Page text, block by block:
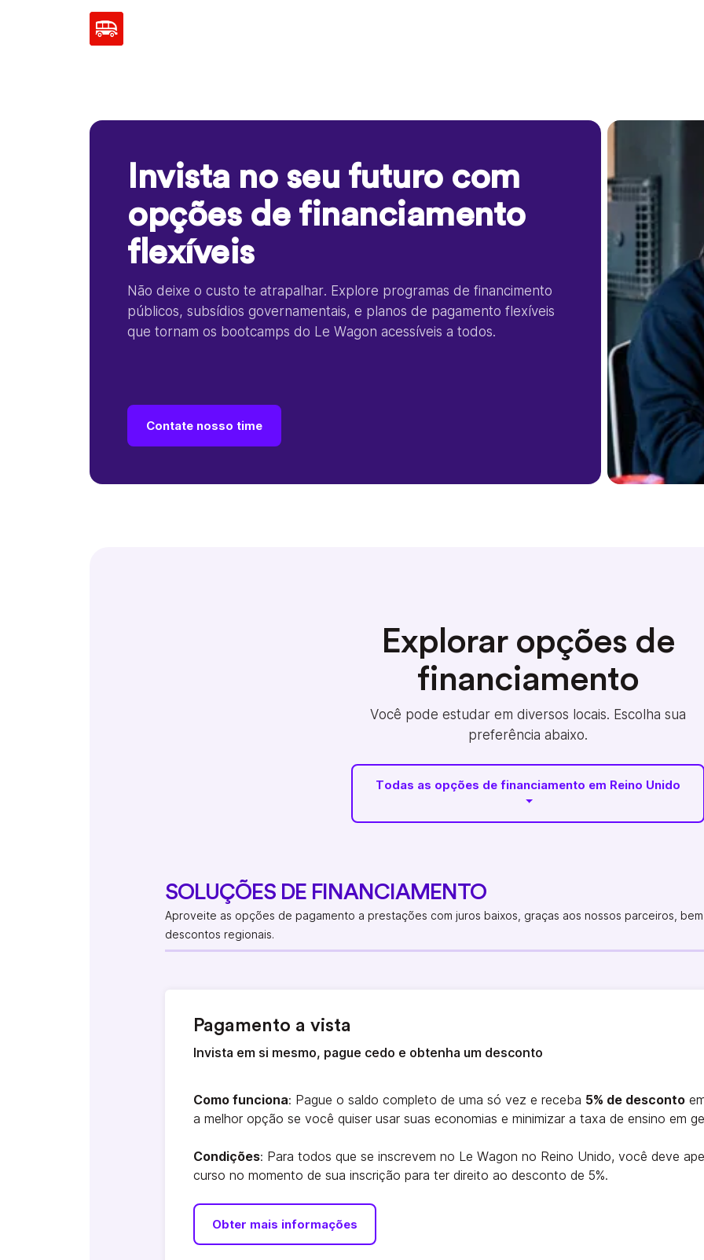
Invista no seu futuro com
opções de financiamento
flexíveis
Não deixe o custo te atrapalhar. Explore programas de financimento
públicos, subsídios governamentais, e planos de pagamento flexíveis
que tornam os bootcamps do Le Wagon acessíveis a todos.
Contate nosso time
Explorar opções de
financiamento
Você pode estudar em diversos locais. Escolha sua
preferência abaixo.
Todas as opções de financiamento em Reino Unido
SOLUÇÕES DE FINANCIAMENTO
Aproveite as opções de pagamento a prestações com juros baixos, graças aos nossos parceiros,
descontos regionais.
Pagamento a vista
Invista em si mesmo, pague cedo e obtenha um desconto
Como funciona: Pague o saldo completo de uma só vez e receba 5% de desconto
a melhor opção se você quiser usar suas economias e minimizar a taxa de ensino em
Condições: Para todos que se inscrevem no Le Wagon no Reino Unido, você deve
curso no momento de sua inscrição para ter direito ao desconto de 5%.
Obter mais informações